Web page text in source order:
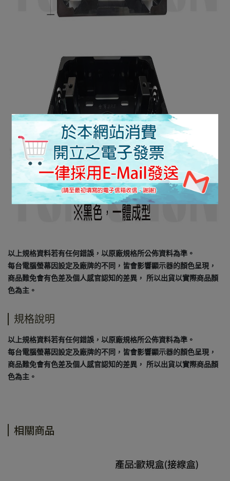
以上規格資料若有任何錯誤，以原廠規格所公佈資料為準。
每台電腦螢幕因設定及廠牌的不同，皆會影響顯示器的顏色呈現，
商品難免會有色差及個人感官認知的差異， 所以出貨以實際商品顏
色為主。
規格說明
以上規格資料若有任何錯誤，以原廠規格所公佈資料為準。
每台電腦螢幕因設定及廠牌的不同，皆會影響顯示器的顏色呈現，
商品難免會有色差及個人感官認知的差異， 所以出貨以實際商品顏
色為主。
相關商品